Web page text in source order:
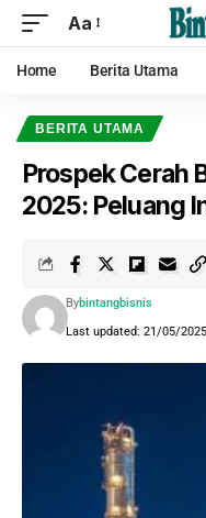
Aa
Home Berita Utama
BERITA UTAMA
Prospek Cerah
2025: Peluang
Last updated: 21/05/
Bybintangbisnis